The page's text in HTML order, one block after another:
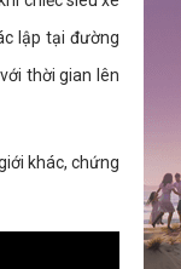
lập tại đường
thời gian lên
khác, chứng